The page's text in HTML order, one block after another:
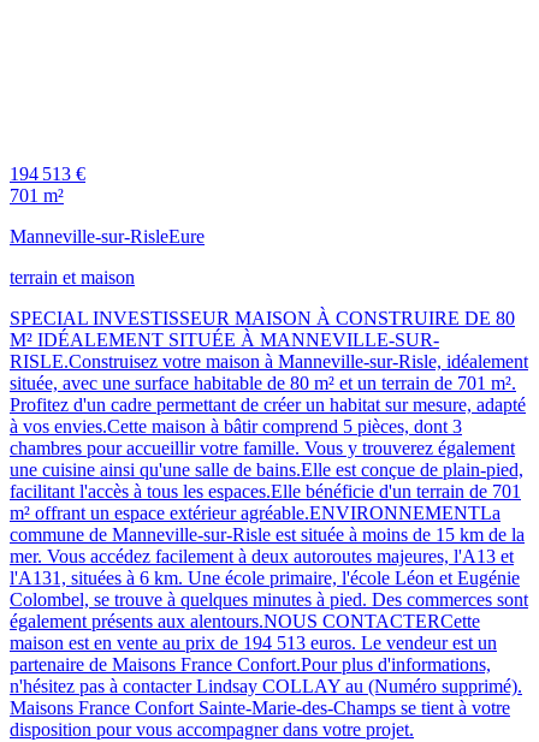
194 513 €
701 m²
Manneville-sur-RisleEure
terrain et maison
SPECIAL INVESTISSEUR MAISON À CONSTRUIRE DE 80
M² IDÉALEMENT SITUÉE À MANNEVILLE-SUR-
RISLE.Construisez votre maison à Manneville-sur-Risle, idéalement
située, avec une surface habitable de 80 m² et un terrain de 701 m².
Profitez d'un cadre permettant de créer un habitat sur mesure, adapté
à vos envies.Cette maison à bâtir comprend 5 pièces, dont 3
chambres pour accueillir votre famille. Vous y trouverez également
une cuisine ainsi qu'une salle de bains.Elle est conçue de plain-pied,
facilitant l'accès à tous les espaces.Elle bénéficie d'un terrain de 701
m² offrant un espace extérieur agréable.ENVIRONNEMENTLa
commune de Manneville-sur-Risle est située à moins de 15 km de la
mer. Vous accédez facilement à deux autoroutes majeures, l'A13 et
l'A131, situées à 6 km. Une école primaire, l'école Léon et Eugénie
Colombel, se trouve à quelques minutes à pied. Des commerces sont
également présents aux alentours.NOUS CONTACTERCette
maison est en vente au prix de 194 513 euros. Le vendeur est un
partenaire de Maisons France Confort.Pour plus d'informations,
n'hésitez pas à contacter Lindsay COLLAY au (Numéro supprimé).
Maisons France Confort Sainte-Marie-des-Champs se tient à votre
disposition pour vous accompagner dans votre projet.